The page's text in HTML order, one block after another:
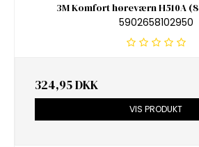
3M Komfort høreværn H510A
5902658102950
324,95 DKK
VIS PRODUKT